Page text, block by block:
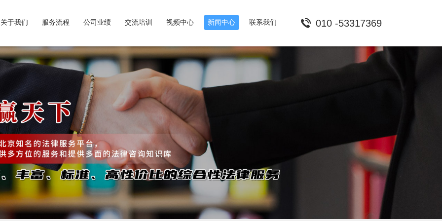
关于我们 服务流程 公司业绩 交流培训 视频中心 新闻中心 联系我们 010 -53317369